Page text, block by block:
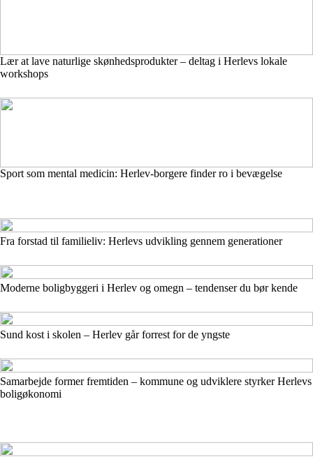
Lær at lave naturlige skønhedsprodukter – deltag i Herlevs lokale
workshops
Sport som mental medicin: Herlev-borgere finder ro i bevægelse
Fra forstad til familieliv: Herlevs udvikling gennem generationer
Moderne boligbyggeri i Herlev og omegn – tendenser du bør kende
Sund kost i skolen – Herlev går forrest for de yngste
Samarbejde former fremtiden – kommune og udviklere styrker Herlevs
boligøkonomi